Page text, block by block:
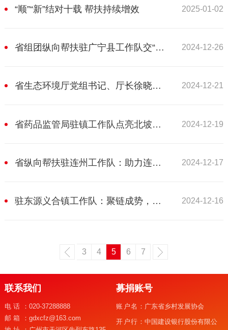
2025-01-02
“顺”“新”结对十载 帮扶持续增效
2024-12-26
省组团纵向帮扶驻广宁县工作队交“年终答卷”
2024-12-21
省生态环境厅党组书记、厅长徐晓霞率调研组到广宁县调研纵向帮扶工作
2024-12-19
省药品监管局驻镇工作队点亮北坡镇村民出行路
2024-12-17
省纵向帮扶驻连州工作队：助力连州特色农产品“好物进京”
2024-12-16
驻东源义合镇工作队：聚链成势，打造特色农业产业集群
3 4 5 6 7
联系我们
电话： 020-37288888
邮箱： gdxcfz@163.com
募捐账号
账户名： 广东省乡村发展协会
开户行：中国建设银行股份有限公